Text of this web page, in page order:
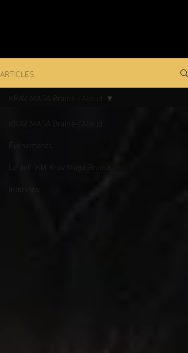
ARTICLES
KRAV MAGA Braine-l'Alleud
Événements
Le défi IKM Krav Maga Braine
Interview
KRAV MAGA Braine-l'Alleud